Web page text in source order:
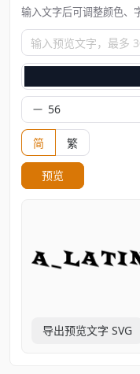
输入文字后可调整颜色、
输入预览文字，最多
简 繁
预览
导出预览文字 SVG